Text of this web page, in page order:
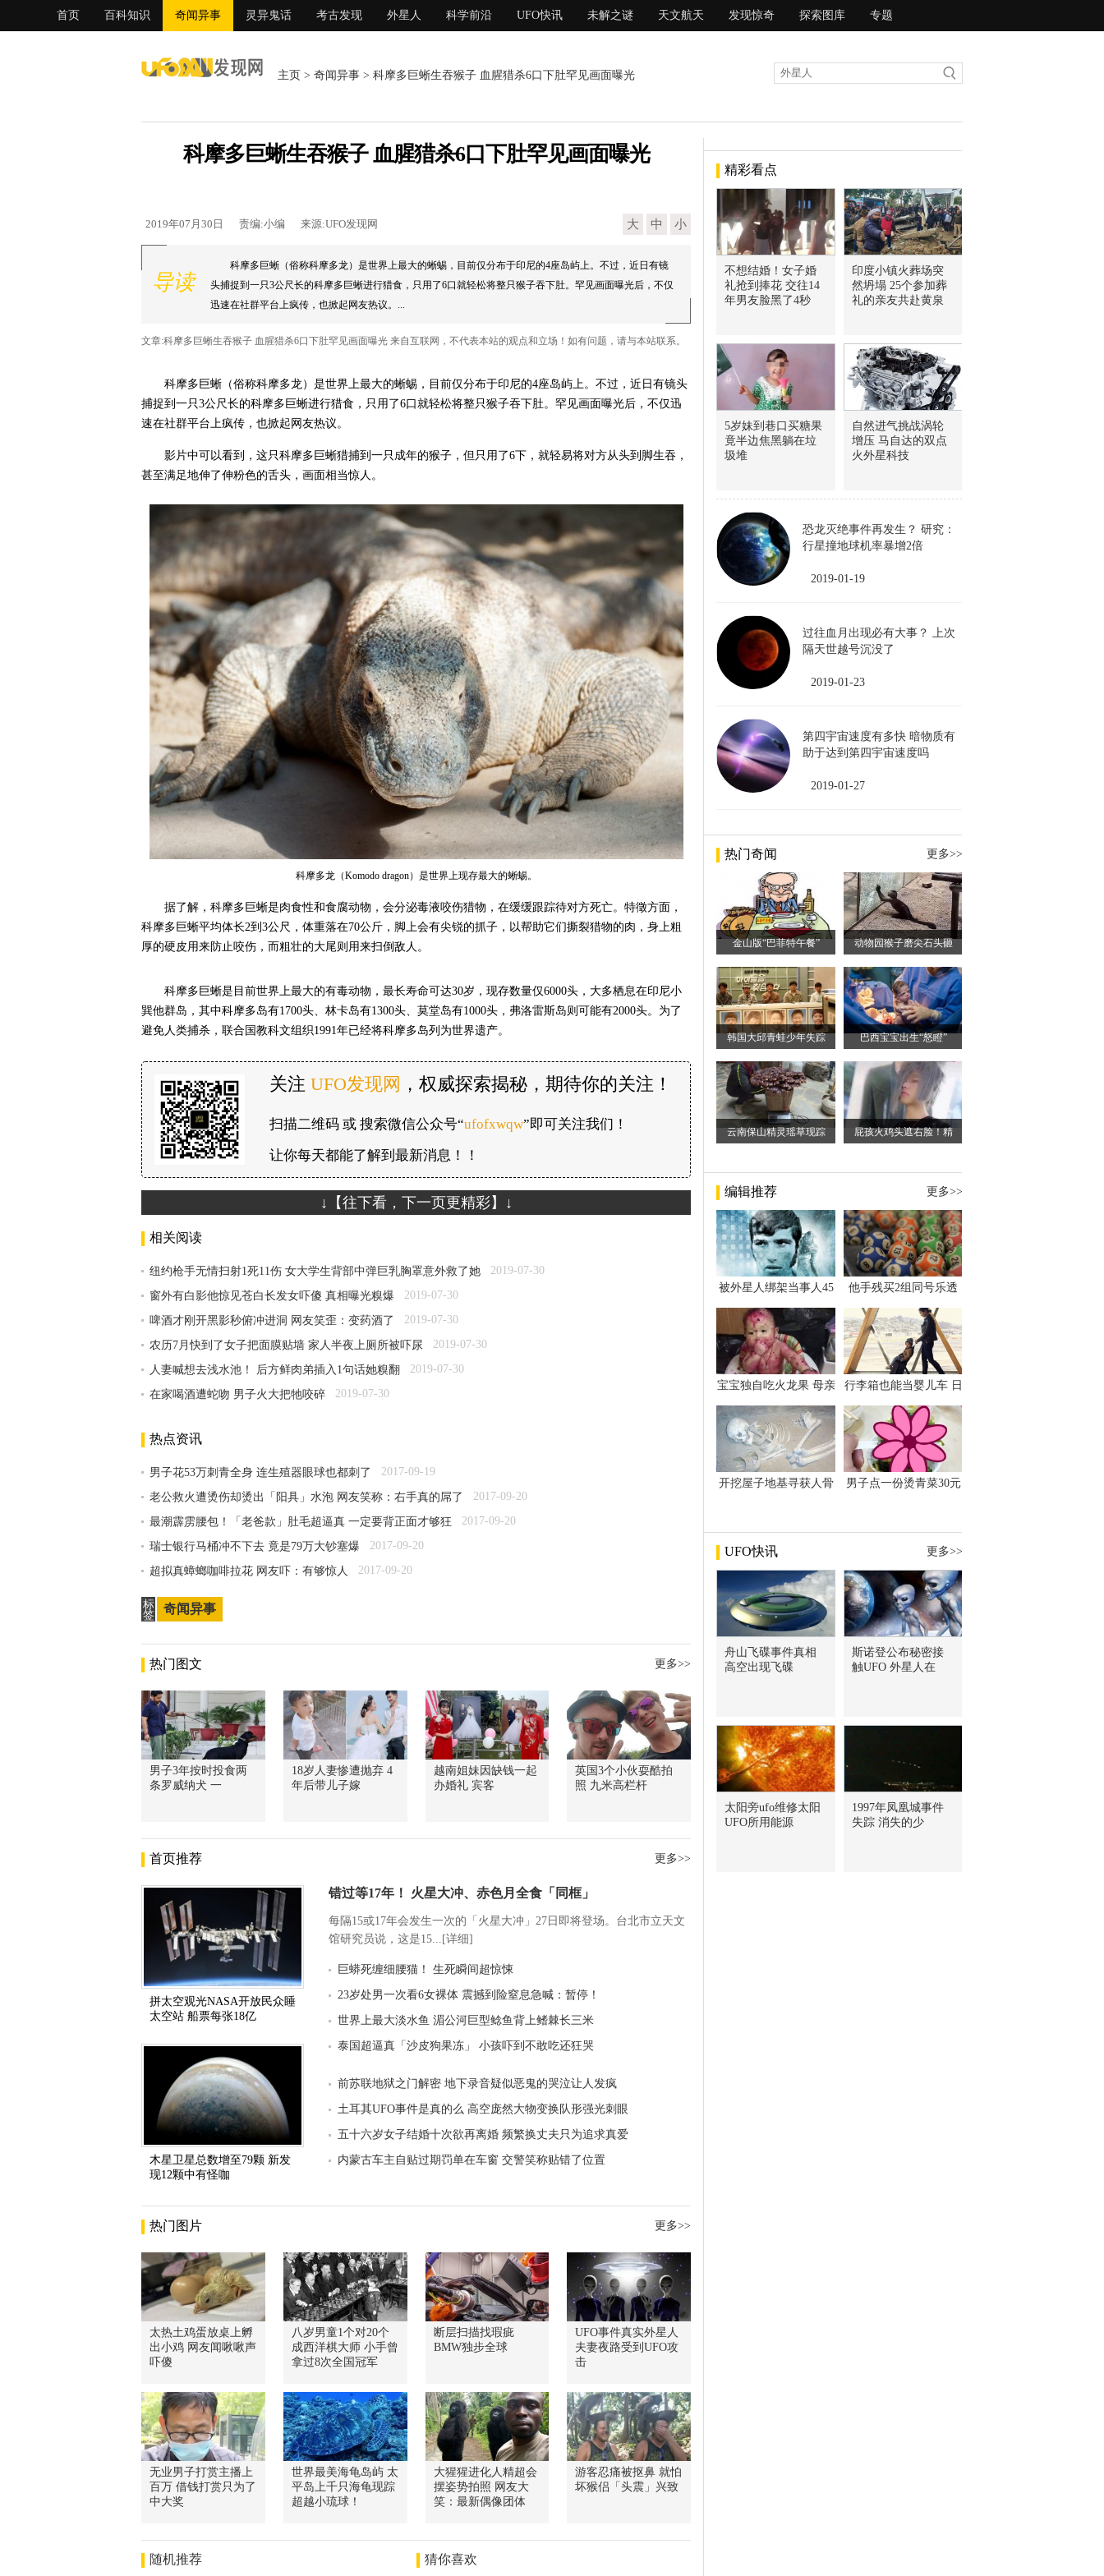
首页 百科知识 奇闻异事 灵异鬼话 考古发现 外星人 科学前沿 UFO快讯 未解之谜 天文航天 发现惊奇 探索图库 专题
主页 > 奇闻异事 > 科摩多巨蜥生吞猴子 血腥猎杀6口下肚罕见画面曝光
科摩多巨蜥生吞猴子 血腥猎杀6口下肚罕见画面曝光
2019年07月30日 责编:小编 来源:UFO发现网 大 中 小
导读
科摩多巨蜥（俗称科摩多龙）是世界上最大的蜥蜴，目前仅分布于印尼的4座岛屿上。不过，近日有镜
头捕捉到一只3公尺长的科摩多巨蜥进行猎食，只用了6口就轻松将整只猴子吞下肚。罕见画面曝光后，不仅
迅速在社群平台上疯传，也掀起网友热议。...
文章:科摩多巨蜥生吞猴子 血腥猎杀6口下肚罕见画面曝光 来自互联网，不代表本站的观点和立场！如有问题，请与本站联系。
科摩多巨蜥（俗称科摩多龙）是世界上最大的蜥蜴，目前仅分布于印尼的4座岛屿上。不过，近日有镜头
捕捉到一只3公尺长的科摩多巨蜥进行猎食，只用了6口就轻松将整只猴子吞下肚。罕见画面曝光后，不仅迅
速在社群平台上疯传，也掀起网友热议。
影片中可以看到，这只科摩多巨蜥猎捕到一只成年的猴子，但只用了6下，就轻易将对方从头到脚生吞，
甚至满足地伸了伸粉色的舌头，画面相当惊人。
科摩多龙（Komodo dragon）是世界上现存最大的蜥蜴。
据了解，科摩多巨蜥是肉食性和食腐动物，会分泌毒液咬伤猎物，在缓缓跟踪待对方死亡。特徵方面，
科摩多巨蜥平均体长2到3公尺，体重落在70公斤，脚上会有尖锐的抓子，以帮助它们撕裂猎物的肉，身上粗
厚的硬皮用来防止咬伤，而粗壮的大尾则用来扫倒敌人。
科摩多巨蜥是目前世界上最大的有毒动物，最长寿命可达30岁，现存数量仅6000头，大多栖息在印尼小
巽他群岛，其中科摩多岛有1700头、林卡岛有1300头、莫堂岛有1000头，弗洛雷斯岛则可能有2000头。为了
避免人类捕杀，联合国教科文组织1991年已经将科摩多岛列为世界遗产。
关注 UFO发现网 ，权威探索揭秘，期待你的关注！
扫描二维码 或 搜索微信公众号“ufofxwqw”即可关注我们！
让你每天都能了解到最新消息！！
↓【往下看，下一页更精彩】↓
相关阅读
纽约枪手无情扫射1死11伤 女大学生背部中弹巨乳胸罩意外救了她 2019-07-30
窗外有白影他惊见苍白长发女吓傻 真相曝光糗爆 2019-07-30
啤酒才刚开黑影秒俯冲进洞 网友笑歪：变药酒了 2019-07-30
农历7月快到了女子把面膜贴墙 家人半夜上厕所被吓尿 2019-07-30
人妻喊想去浅水池！ 后方鲜肉弟插入1句话她糗翻 2019-07-30
在家喝酒遭蛇吻 男子火大把牠咬碎 2019-07-30
热点资讯
男子花53万刺青全身 连生殖器眼球也都刺了 2017-09-19
老公救火遭烫伤却烫出「阳具」水泡 网友笑称：右手真的屌了 2017-09-20
最潮霹雳腰包！「老爸款」肚毛超逼真 一定要背正面才够狂 2017-09-20
瑞士银行马桶冲不下去 竟是79万大钞塞爆 2017-09-20
超拟真蟑螂咖啡拉花 网友吓：有够惊人 2017-09-20
标
签
奇闻异事
热门图文 更多>>
男子3年按时投食两
条罗威纳犬 一
18岁人妻惨遭抛弃 4
年后带儿子嫁
越南姐妹因缺钱一起
办婚礼 宾客
英国3个小伙耍酷拍
照 九米高栏杆
首页推荐 更多>>
拼太空观光NASA开放民众睡
太空站 船票每张18亿
木星卫星总数增至79颗 新发
现12颗中有怪咖
错过等17年！ 火星大冲、赤色月全食「同框」
每隔15或17年会发生一次的「火星大冲」27日即将登场。台北市立天文
馆研究员说，这是15...[详细]
巨蟒死缠细腰猫！ 生死瞬间超惊悚
23岁处男一次看6女裸体 震撼到险窒息急喊：暂停！
世界上最大淡水鱼 湄公河巨型鲶鱼背上鳍棘长三米
泰国超逼真「沙皮狗果冻」 小孩吓到不敢吃还狂哭
前苏联地狱之门解密 地下录音疑似恶鬼的哭泣让人发疯
土耳其UFO事件是真的么 高空庞然大物变换队形强光刺眼
五十六岁女子结婚十次欲再离婚 频繁换丈夫只为追求真爱
内蒙古车主自贴过期罚单在车窗 交警笑称贴错了位置
热门图片 更多>>
太热土鸡蛋放桌上孵
出小鸡 网友闻啾啾声
吓傻
八岁男童1个对20个
成西洋棋大师 小手曾
拿过8次全国冠军
断层扫描找瑕疵
BMW独步全球
UFO事件真实外星人
夫妻夜路受到UFO攻
击
无业男子打赏主播上
百万 借钱打赏只为了
中大奖
世界最美海龟岛屿 太
平岛上千只海龟现踪
超越小琉球！
大猩猩进化人精超会
摆姿势拍照 网友大
笑：最新偶像团体
游客忍痛被抠鼻 就怕
坏猴侣「头震」兴致
随机推荐 猜你喜欢
精彩看点
不想结婚！女子婚
礼抢到捧花 交往14
年男友脸黑了4秒
印度小镇火葬场突
然坍塌 25个参加葬
礼的亲友共赴黄泉
5岁妹到巷口买糖果
竟半边焦黑躺在垃
圾堆
自然进气挑战涡轮
增压 马自达的双点
火外星科技
恐龙灭绝事件再发生？ 研究：
行星撞地球机率暴增2倍
2019-01-19
过往血月出现必有大事？ 上次
隔天世越号沉没了
2019-01-23
第四宇宙速度有多快 暗物质有
助于达到第四宇宙速度吗
2019-01-27
热门奇闻 更多>>
金山版“巴菲特午餐” 动物园猴子磨尖石头砸
韩国大邱青蛙少年失踪 巴西宝宝出生“怒瞪”
云南保山精灵瑶草现踪 屁孩火鸡头遮右脸！精
编辑推荐 更多>>
被外星人绑架当事人45
斯卡古拉事件
他手残买2组同号乐透
万
宝宝独自吃火龙果 母亲
行李箱也能当婴儿车 日
开挖屋子地基寻获人骨
男子点一份烫青菜30元
UFO快讯 更多>>
舟山飞碟事件真相
高空出现飞碟
斯诺登公布秘密接
触UFO 外星人在
太阳旁ufo维修太阳
UFO所用能源
1997年凤凰城事件
失踪 消失的少